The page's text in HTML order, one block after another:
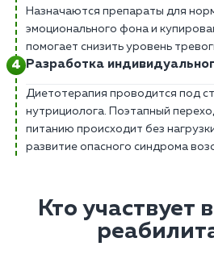
Назначаются препараты для
эмоционального фона и
помогает снизить уровень
Разработка
Диетотерапия проводится под
нутрициолога. Поэтапный
питанию происходит без
развитие опасного синдрома
Кто участвует